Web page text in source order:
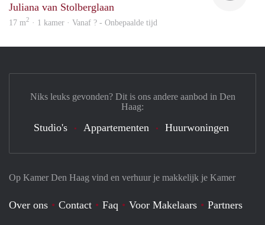
Juliana van Stolberglaan
17 m2 · 1 kamer · Vanaf ? - Onbepaalde tijd
Op Kamer Den Haag vind en verhuur je makkelijk je Kamer
Over ons Contact Faq Voor Makelaars
Partners
Niks leuks gevonden? Dit is ons andere aanbod in Den
Haag:
Studio's Appartementen Huurwoningen